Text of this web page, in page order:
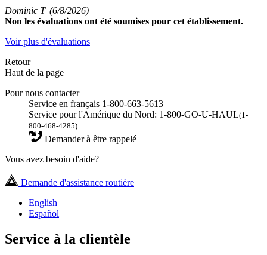
Dominic T (6/8/2026)
Non les évaluations ont été soumises pour cet établissement.
Voir plus d'évaluations
Retour
Haut de la page
Pour nous contacter
Service en français 1-800-663-5613
Service pour l'Amérique du Nord: 1-800-GO-U-HAUL(1-
800-468-4285)
Demander à être rappelé
Vous avez besoin d'aide?
Demande d'assistance routière
English
Español
Service à la clientèle